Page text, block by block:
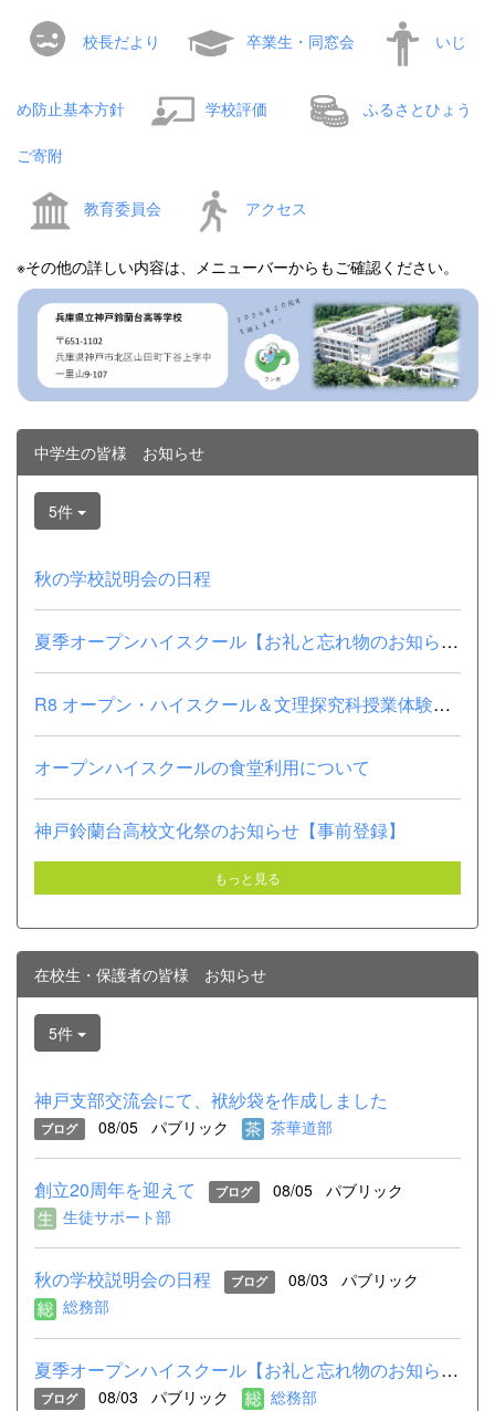
校長だより 卒業生・同窓会 いじ
め防止基本方針 学校評価 ふるさとひょう
ご寄附
教育委員会 アクセス
※その他の詳しい内容は、メニューバーからもご確認ください。
中学生の皆様 お知らせ
5件
秋の学校説明会の日程
夏季オープンハイスクール【お礼と忘れ物のお知らせ】
R8 オープン・ハイスクール＆文理探究科授業体験【参加者の皆様へ】
オープンハイスクールの食堂利用について
神戸鈴蘭台高校文化祭のお知らせ【事前登録】
もっと見る
在校生・保護者の皆様 お知らせ
5件
神戸支部交流会にて、袱紗袋を作成しました
ブログ 08/05 パブリック 茶華道部
創立20周年を迎えて ブログ 08/05
パブリック
生徒サポート部
秋の学校説明会の日程 ブログ 08/03
パブリック
総務部
夏季オープンハイスクール【お礼と忘れ物のお知らせ】
ブログ 08/03 パブリック 総務部